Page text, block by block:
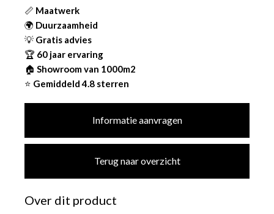
📏 Maatwerk
🌍 Duurzaamheid
💡 Gratis advies
🏆 60 jaar ervaring
🏠 Showroom van 1000m2
⭐ Gemiddeld 4.8 sterren
Informatie aanvragen
Terug naar overzicht
Over dit product